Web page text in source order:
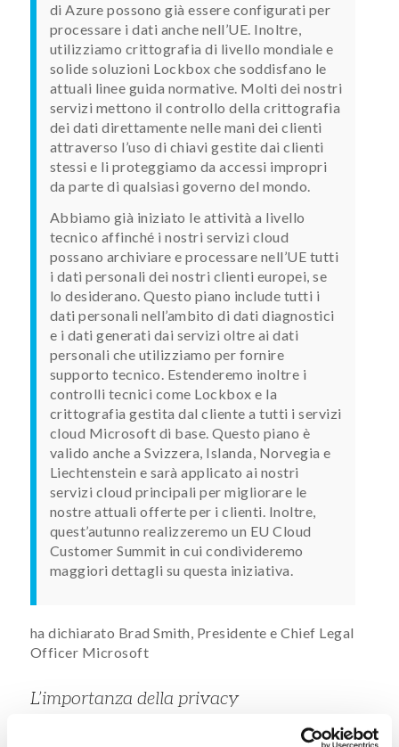
di Azure possono già essere configurati per
processare i dati anche nell’UE. Inoltre,
utilizziamo crittografia di livello mondiale e
solide soluzioni Lockbox che soddisfano le
attuali linee guida normative. Molti dei nostri
servizi mettono il controllo della crittografia
dei dati direttamente nelle mani dei clienti
attraverso l’uso di chiavi gestite dai clienti
stessi e li proteggiamo da accessi impropri
da parte di qualsiasi governo del mondo.
Abbiamo già iniziato le attività a livello
tecnico affinché i nostri servizi cloud
possano archiviare e processare nell’UE tutti
i dati personali dei nostri clienti europei, se
lo desiderano. Questo piano include tutti i
dati personali nell’ambito di dati diagnostici
e i dati generati dai servizi oltre ai dati
personali che utilizziamo per fornire
supporto tecnico. Estenderemo inoltre i
controlli tecnici come Lockbox e la
crittografia gestita dal cliente a tutti i servizi
cloud Microsoft di base. Questo piano è
valido anche a Svizzera, Islanda, Norvegia e
Liechtenstein e sarà applicato ai nostri
servizi cloud principali per migliorare le
nostre attuali offerte per i clienti. Inoltre,
quest’autunno realizzeremo un EU Cloud
Customer Summit in cui condivideremo
maggiori dettagli su questa iniziativa.
ha dichiarato Brad Smith, Presidente e Chief Legal
Officer Microsoft
L’importanza della privacy
L’aggiornamento annunciato in queste settimane